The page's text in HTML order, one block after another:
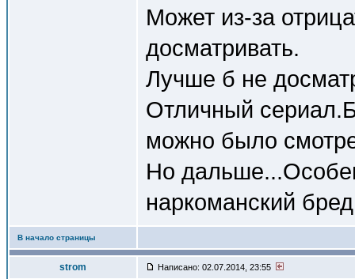
Может из-за
досматривать.
Лучше б не
Отличный
можно было
Но
наркоманский
В начало страницы
strom Написано: 02.07.2014, 23:55